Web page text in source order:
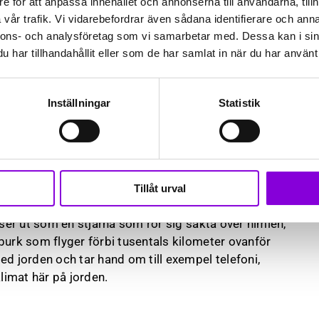
trafik. Vi vidarebefordrar även sådana identifierare och
och analysföretag som vi samarbetar med. Dessa kan i
har tillhandahållit eller som de har samlat in när du har
Inställningar Statistik
Tillåt urval
i form av satelliter. Utan dem hade vi
idag, eller använda oss av kartappar i våra
i vår planetarievisning Satelix.
obemärkt över våra huvuden, men om du tittar
ut som en stjärna som rör sig sakta över himlen,
som flyger förbi tusentals kilometer ovanför
jorden och tar hand om till exempel telefoni,
här på jorden.